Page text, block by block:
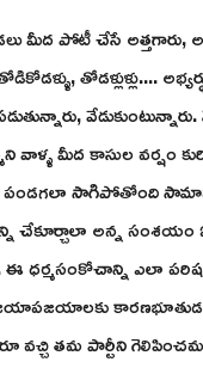
మీద పోటీ చేసే అత్తగారు,
తోడళ్లుళ్లు....
వాళ్ళ మీద కాసుల వర్షం
పండగలా సాగిపోతోంది
అన్న సంశయం
ధర్మసంకోచాన్ని ఎలా
జయాపజయాలకు
వచ్చి తమ పార్టీని